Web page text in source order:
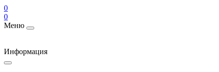
0
0
Меню
Информация